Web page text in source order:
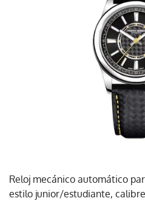
Reloj mecánico automático
estilo junior/estudiante,